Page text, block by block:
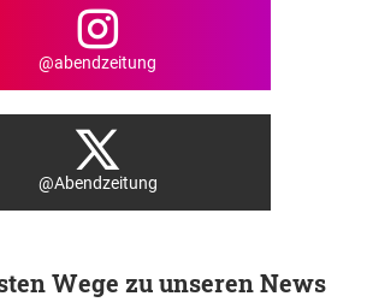
@abendzeitung
@Abendzeitung
Wege zu unseren News